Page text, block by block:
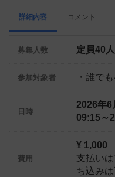
詳細内容 コメント
募集人数 定員40人
参加対象者 ・誰で
日時
2026年6
09:15～
費用
¥ 1,000
支払い
ち込みは